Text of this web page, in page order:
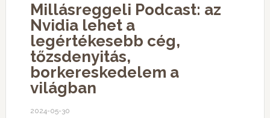
Millásreggeli Podcast: az
Nvidia lehet a
legértékesebb cég,
tőzsdenyitás,
borkereskedelem a
világban
2024-05-30